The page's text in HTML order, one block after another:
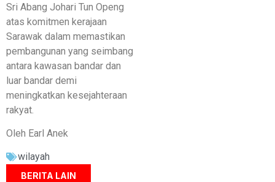
Sri Abang Johari Tun Openg
atas komitmen kerajaan
Sarawak dalam memastikan
pembangunan yang seimbang
antara kawasan bandar dan
luar bandar demi
meningkatkan kesejahteraan
rakyat.
Oleh Earl Anek
wilayah
BERITA LAIN